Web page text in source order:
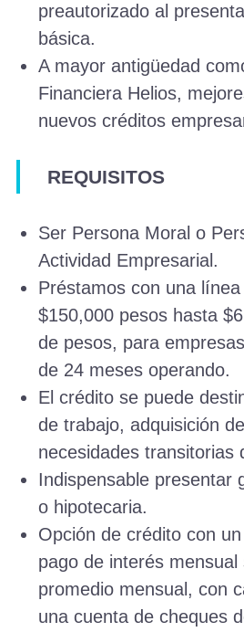
preautorizado al
básica.
A mayor antigüedad
Financiera Helios,
nuevos créditos
REQUISITOS
Ser Persona Moral o
Actividad Empresarial.
Préstamos con una
$150,000 pesos hasta
de pesos, para
de 24 meses operando.
El crédito se puede
de trabajo, adquisición
necesidades transitorias
Indispensable presentar
o hipotecaria.
Opción de crédito con
pago de interés mensual
promedio mensual, con
una cuenta de cheques